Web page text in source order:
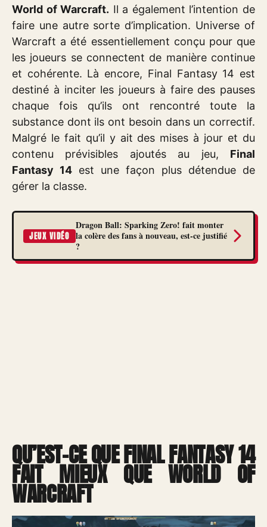
World of Warcraft. Il a également l’intention de
faire une autre sorte d’implication. Universe of
Warcraft a été essentiellement conçu pour que
les joueurs se connectent de manière continue
et cohérente. Là encore, Final Fantasy 14 est
destiné à inciter les joueurs à faire des pauses
chaque fois qu’ils ont rencontré toute la
substance dont ils ont besoin dans un correctif.
Malgré le fait qu’il y ait des mises à jour et du
contenu prévisibles ajoutés au jeu, Final
Fantasy 14 est une façon plus détendue de
gérer la classe.
JEUX VIDÉO
Dragon Ball: Sparking Zero! fait monter
la colère des fans à nouveau, est-ce justifié
?
QU’EST-CE QUE FINAL FANTASY 14
FAIT MIEUX QUE WORLD OF
WARCRAFT